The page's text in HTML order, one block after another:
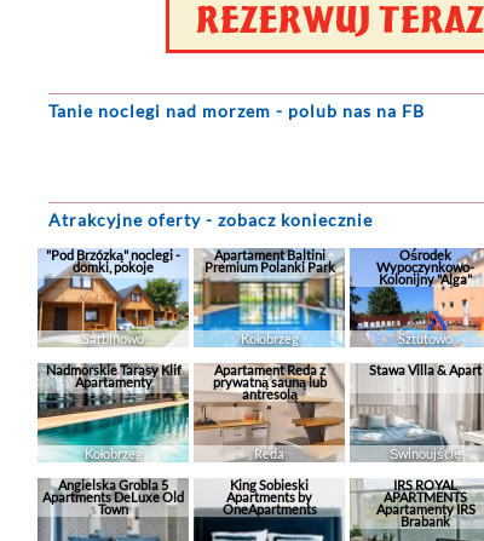
Tanie noclegi nad morzem - polub nas na FB
Atrakcyjne oferty - zobacz koniecznie
"Pod Brzózką" noclegi -
domki, pokoje
Sarbinowo
Apartament Baltini
Premium Polanki Park
Kołobrzeg
Ośrodek
Wypoczynkowo-
Kolonijny "Alga"
Sztutowo
Nadmorskie Tarasy Klif
Apartamenty
Kołobrzeg
Apartament Reda z
prywatną sauną lub
antresolą
Reda
Stawa Villa & Apart
Świnoujście
Angielska Grobla 5
Apartments DeLuxe Old
Town
King Sobieski
Apartments by
OneApartments
IRS ROYAL
APARTMENTS
Apartamenty IRS
Brabank